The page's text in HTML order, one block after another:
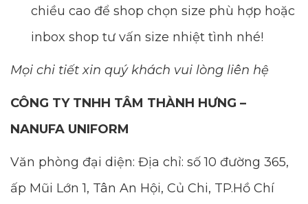
chiều cao để shop chọn size phù hợp hoặc
inbox shop tư vấn size nhiệt tình nhé!
Mọi chi tiết xin quý khách vui lòng liên hệ
CÔNG TY TNHH TÂM THÀNH HƯNG –
NANUFA UNIFORM
Văn phòng đại diện: Địa chỉ: số 10 đường 365,
ấp Mũi Lớn 1, Tân An Hội, Củ Chi, TP.Hồ Chí